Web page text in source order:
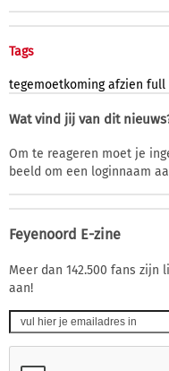
Tags
tegemoetkoming afzien full
Wat vind jij van dit
Om te reageren moet je
beeld om een loginnaam
Feyenoord E-zine
Meer dan 142.500 fans zijn
aan!